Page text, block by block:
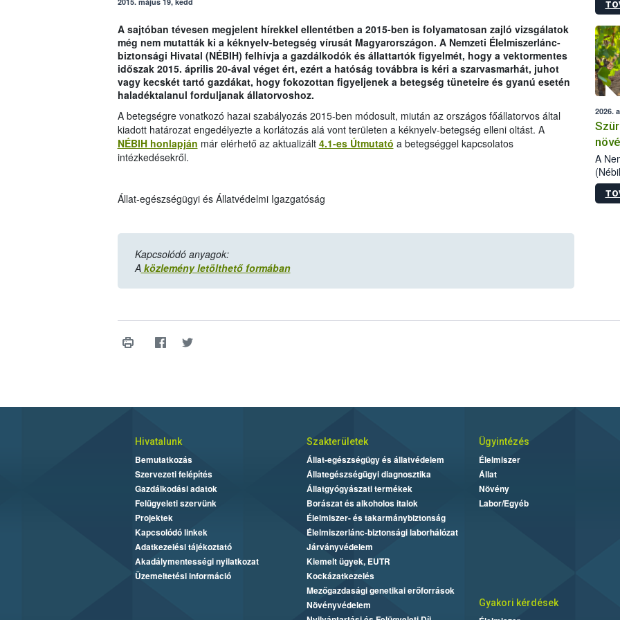
A sajtóban tévesen megjelent hírekkel ellentétben a 2015-ben is folyamatosan zajló vizsgálatok
még nem mutatták ki a kéknyelv-betegség vírusát Magyarországon. A Nemzeti Élelmiszerlánc-
biztonsági Hivatal (NÉBIH) felhívja a gazdálkodók és állattartók figyelmét, hogy a vektormentes
időszak 2015. április 20-ával véget ért, ezért a hatóság továbbra is kéri a szarvasmarhát, juhot
vagy kecskét tartó gazdákat, hogy fokozottan figyeljenek a betegség tüneteire és gyanú esetén
haladéktalanul forduljanak állatorvoshoz.
A betegségre vonatkozó hazai szabályozás 2015-ben módosult, miután az országos főállatorvos által
kiadott határozat engedélyezte a korlátozás alá vont területen a kéknyelv-betegség elleni oltást. A
NÉBIH honlapján már elérhető az aktualizált 4.1-es Útmutató a betegséggel kapcsolatos
intézkedésekről.
Állat-egészségügyi és Állatvédelmi Igazgatóság
Kapcsolódó anyagok:
Aközlemény letölthető formában
2026.
A
Hivatalunk
Bemutatkozás
Szervezeti felépítés
Gazdálkodási adatok
Felügyeleti szervünk
Projektek
Kapcsolódó linkek
Adatkezelési tájékoztató
Akadálymentességi nyilatkozat
Üzemeltetési információ
Szakterületek
Állat-egészségügy és állatvédelem
Állategészségügyi diagnosztika
Állatgyógyászati termékek
Borászat és alkoholos italok
Élelmiszer- és takarmánybiztonság
Élelmiszerlánc-biztonsági laborhálózat
Járványvédelem
Kiemelt ügyek, EUTR
Kockázatkezelés
Mezőgazdasági genetikai erőforrások
Növényvédelem
Ügyintézés
Élelmiszer
Állat
Növény
Labor/Egyéb
Gyakori kérdések